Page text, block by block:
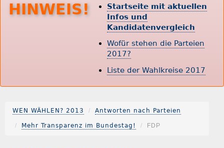
HINWEIS!
Startseite mit aktuellen
Infos und
Kandidatenvergleich
Wofür stehen die Parteien
2017?
Liste der Wahlkreise 2017
WEN WÄHLEN? 2013 Antworten nach Parteien
Mehr Transparenz im Bundestag! FDP